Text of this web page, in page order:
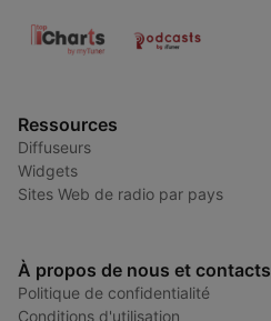
Ressources
Diffuseurs
Widgets
Sites Web de radio par pays
À propos de nous et contacts
Politique de confidentialité
Conditions d'utilisation